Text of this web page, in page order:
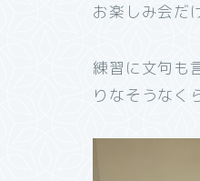
お楽しみ会だ
練習に文句も
りなそうなく